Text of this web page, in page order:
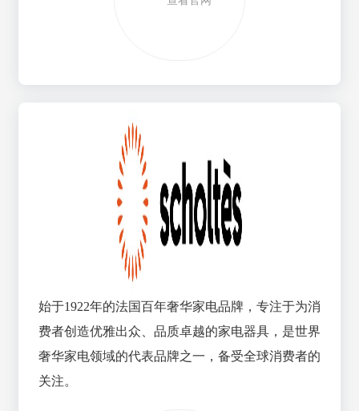
始于1922年的法国百年奢华家电品牌，专注于为消
费者创造优雅出众、品质卓越的家电器具，是世界
奢华家电领域的代表品牌之一，备受全球消费者的
关注。